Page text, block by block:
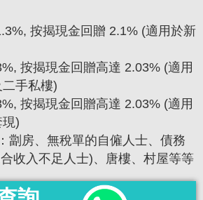
按揭現金回贈 2.1% (適用於新
按揭現金回贈高達 2.03% (適用
手私樓)
按揭現金回贈高達 2.03% (適用
)
劏房、無稅單的自僱人士、債務
收入不足人士)、唐樓、村屋等等